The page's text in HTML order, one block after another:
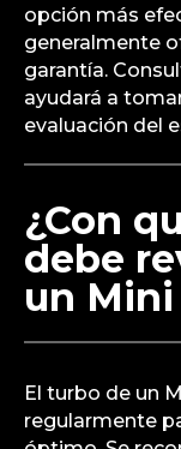
opción más
generalmente
garantía.
ayudará a
evaluación del
¿Con
debe
un
El turbo de un
regularmente